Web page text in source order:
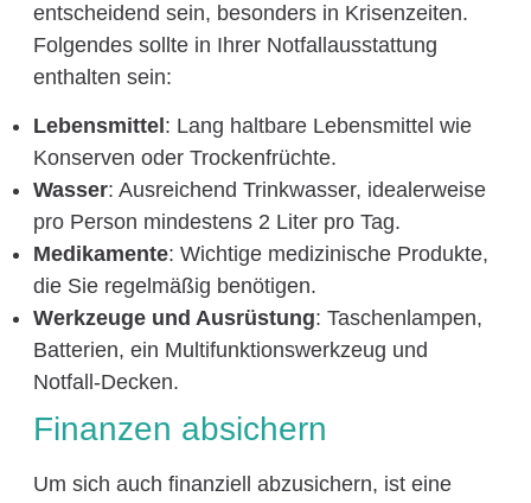
entscheidend sein, besonders in Krisenzeiten.
Folgendes sollte in Ihrer Notfallausstattung
enthalten sein:
Lebensmittel : Lang haltbare Lebensmittel wie
Konserven oder Trockenfrüchte.
Wasser: Ausreichend Trinkwasser, idealerweise
pro Person mindestens 2 Liter pro Tag.
Medikamente: Wichtige medizinische Produkte,
die Sie regelmäßig benötigen.
Werkzeuge und Ausrüstung: Taschenlampen,
Batterien, ein Multifunktionswerkzeug und
Notfall-Decken.
Finanzen absichern
Um sich auch finanziell abzusichern, ist eine